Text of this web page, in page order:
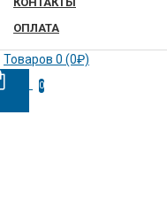
ОПЛАТА
Товаров 0 (0₽)
0